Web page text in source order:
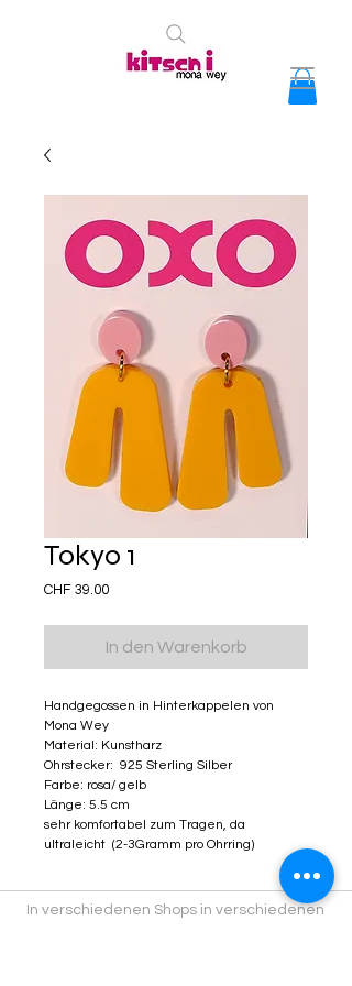
Tokyo 1
CHF 39.00Preis
In den Warenkorb
Handgegossen in Hinterkappelen von
Mona Wey
Material: Kunstharz
Ohrstecker: 925 Sterling Silber
Farbe: rosa/ gelb
Länge: 5.5 cm
sehr komfortabel zum Tragen, da
ultraleicht (2-3Gramm pro Ohrring)
In verschiedenen Shops in verschiedenen